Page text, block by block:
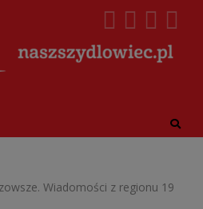
Wiadomości z regionu 19